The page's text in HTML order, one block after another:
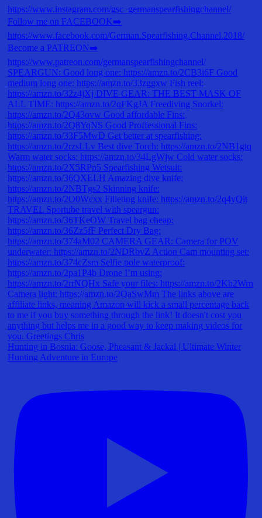
Hunting in Bosnia: Goose, Pheasant & Jackal | Ultimate Winter
Hunting Adventure in Europe